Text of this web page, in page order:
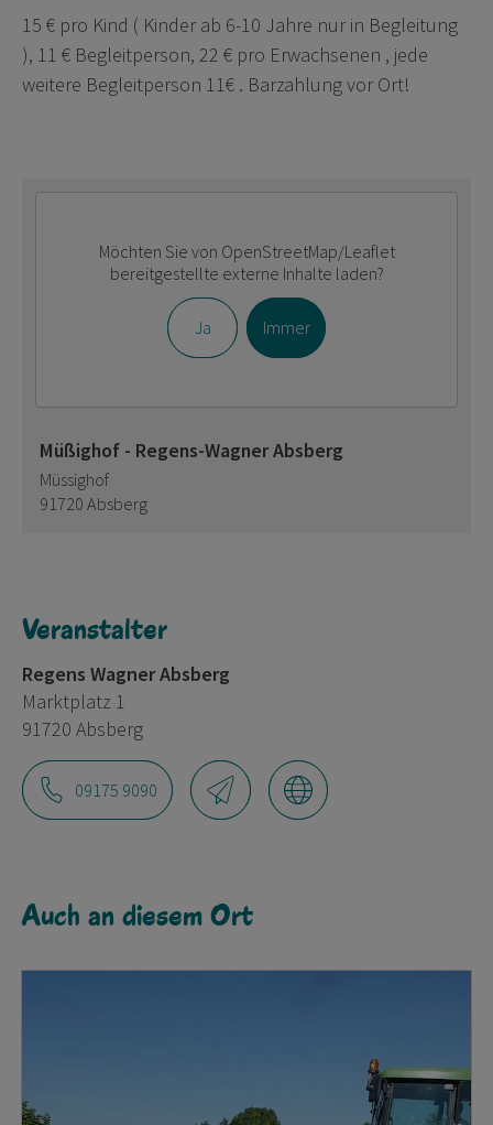
15 € pro Kind ( Kinder ab 6-10 Jahre nur in Begleitung
), 11 € Begleitperson, 22 € pro Erwachsenen , jede
weitere Begleitperson 11€ . Barzahlung vor Ort!
Möchten Sie von OpenStreetMap/Leaflet
bereitgestellte externe Inhalte laden?
Ja Immer
Müßighof - Regens-Wagner Absberg
Müssighof
91720 Absberg
Veranstalter
Regens Wagner Absberg
Marktplatz 1
91720 Absberg
09175 9090
Auch an diesem Ort